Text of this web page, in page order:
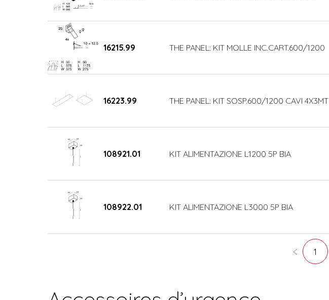
16215.99 THE PANEL: KIT MOLLE INC.CART.600/1200
16223.99 THE PANEL: KIT SOSP.600/1200 CAVI 4X3MT
108921.01 KIT ALIMENTAZIONE L1200 5P BIA
108922.01 KIT ALIMENTAZIONE L3000 5P BIA
1